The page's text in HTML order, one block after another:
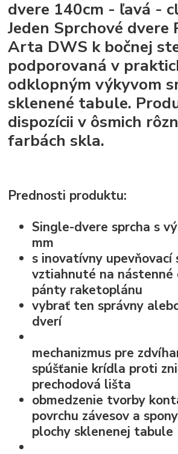
dvere 140cm - ľavá -
Jeden Sprchové dvere
Arta DWS k bočnej
podporovaná v
odklopným výkyvom
sklenené tabule.
dispozícii v ôsmich
farbách skla.
Prednosti produktu:
Single-dvere sprcha s
mm
s inovatívny upevňovací
vztiahnuté na nástenné
pánty raketoplánu
vybrať ten správny
dverí
mechanizmus pre
spúšťanie krídla proti
prechodová lišta
obmedzenie tvorby
povrchu závesov a
plochy sklenenej tabule